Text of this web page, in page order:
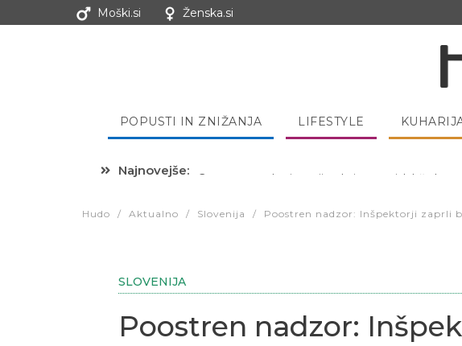
Moški.si Ženska.si
POPUSTI IN ZNIŽANJA LIFESTYLE
Najnovejše: Hibernacijska dieta: Zakaj je pred spanjem
Hudo / Aktualno / Slovenija / Poostren nadzor: Inšpektorji zaprli
SLOVENIJA
Poostren nadzor: